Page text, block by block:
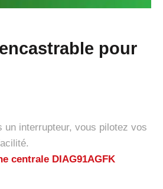
pour
un interrupteur, vous pilotez vos
centrale DIAG91AGFK